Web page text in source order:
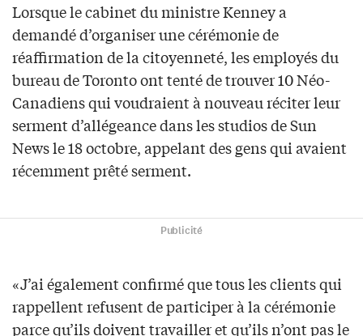
Lorsque le cabinet du ministre Kenney a
demandé d’organiser une cérémonie de
réaffirmation de la citoyenneté, les employés du
bureau de Toronto ont tenté de trouver 10 Néo-
Canadiens qui voudraient à nouveau réciter leur
serment d’allégeance dans les studios de Sun
News le 18 octobre, appelant des gens qui avaient
récemment prêté serment.
Publicité
«J’ai également confirmé que tous les clients qui
rappellent refusent de participer à la cérémonie
parce qu’ils doivent travailler et qu’ils n’ont pas le